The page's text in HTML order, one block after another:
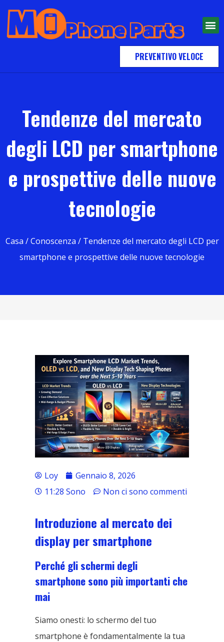
PREVENTIVO VELOCE
Tendenze del mercato
degli LCD per smartphone
e prospettive delle nuove
tecnologie
Casa /Conoscenza / Tendenze del mercato degli LCD per
smartphone e prospettive delle nuove tecnologie
Loy
Gennaio 8, 2026
11:28 Sono
Non ci sono commenti
Introduzione al mercato dei
display per smartphone
Perché gli schermi degli
smartphone sono più importanti che
mai
Siamo onesti: lo schermo del tuo
smartphone è fondamentalmente la tua